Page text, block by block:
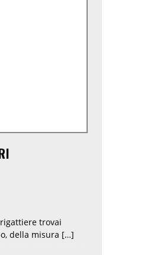
trovai
della misura […]